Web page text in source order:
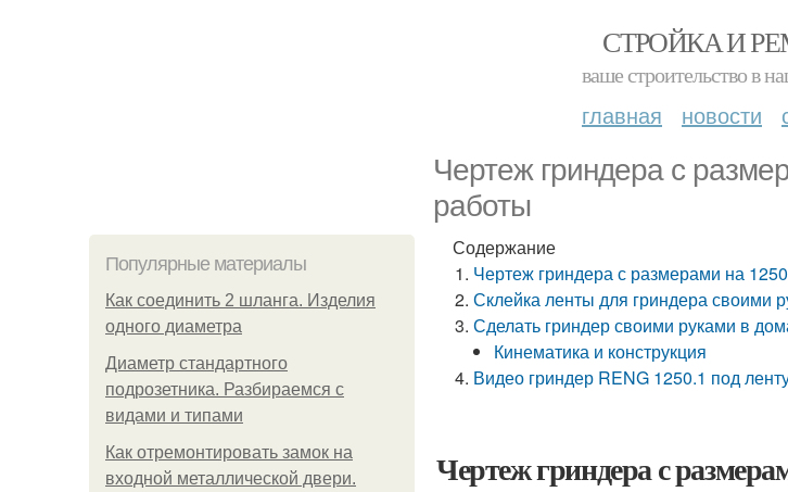
СТРОЙКА И
ваше строительство в
главная новости
Чертеж гриндера с
работы
Популярные материалы
Как соединить 2 шланга. Изделия
одного диаметра
Диаметр стандартного
подрозетника. Разбираемся с
видами и типами
Как отремонтировать замок на
входной металлической двери.
Содержание
Чертеж гриндера с размерами на
Склейка ленты для гриндера своими
Сделать гриндер своими руками в
Кинематика и конструкция
Видео гриндер RENG 1250.1 под
Чертеж гриндера с